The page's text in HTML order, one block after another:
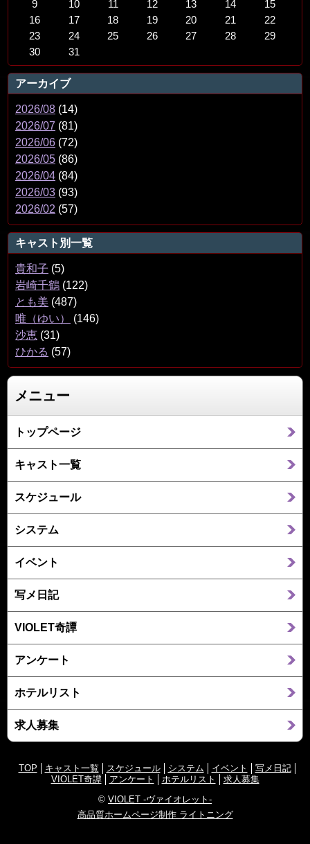
9
10 11 12 13 14
15
16
17 18 19 20 21
22
23
24 25 26 27 28
29
30
31
アーカイブ
2026/08 (14)
2026/07 (81)
2026/06 (72)
2026/05 (86)
2026/04 (84)
2026/03 (93)
2026/02 (57)
キャスト別一覧
貴和子 (5)
岩崎千鶴 (122)
とも美 (487)
唯（ゆい）
(146)
沙恵 (31)
ひかる (57)
メニュー
トップページ
キャスト一覧
スケジュール
システム
イベント
写メ日記
VIOLET奇譚
アンケート
ホテルリスト
求人募集
TOP キャスト一覧 スケジュール システム イベント
写メ日記
VIOLET奇譚
アンケート ホテルリスト
求人募集
© VIOLET -ヴァイオレット-
高品質ホームページ制作 ライトニング